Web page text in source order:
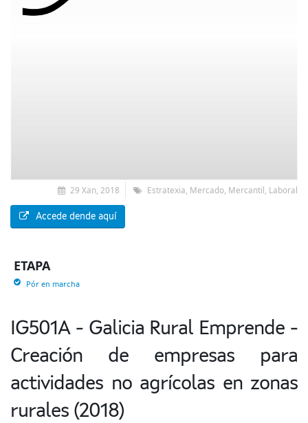
29 Xan, 2018 Estratexia, Mercado, Mercantil, Laboral
Accede dende aquí
ETAPA
Pór en marcha
IG501A - Galicia Rural Emprende -
Creación de empresas para
actividades no agrícolas en zonas
rurales (2018)